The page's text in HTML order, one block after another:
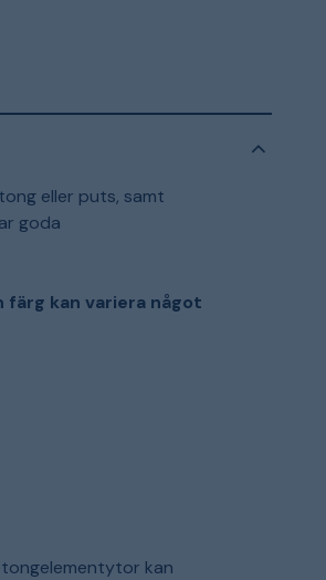
eller puts, samt
goda
kan variera något
kan